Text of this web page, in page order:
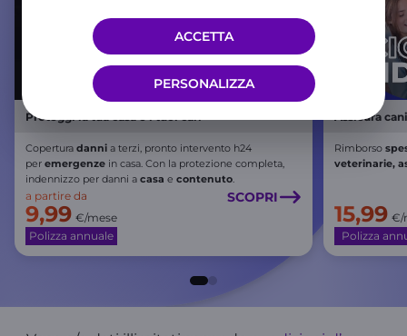
PERSONALIZZA
ACCETTA
Proteggi la tua casa e i tuoi cari
Copertura danni a terzi, pronto intervento h24
per emergenze in casa. Con la protezione completa,
indennizzo per danni a casa e contenuto.
a partire da
9,99 €/mese
Polizza annuale
SCOPRI
Assicura
Rimborso
veterinarie,
15,99 €/
Polizza